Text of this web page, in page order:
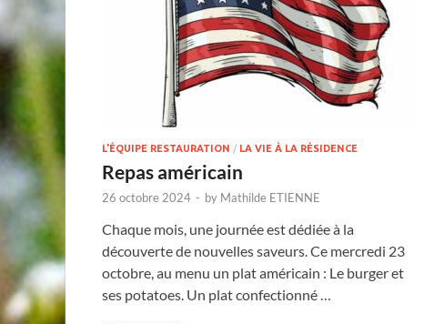
L'ÉQUIPE RESTAURATION / LA VIE À LA RÉSIDENCE
Repas américain
26 octobre 2024 - by Mathilde ETIENNE
Chaque mois, une journée est dédiée à la
découverte de nouvelles saveurs. Ce mercredi 23
octobre, au menu un plat américain : Le burger et
ses potatoes. Un plat confectionné …